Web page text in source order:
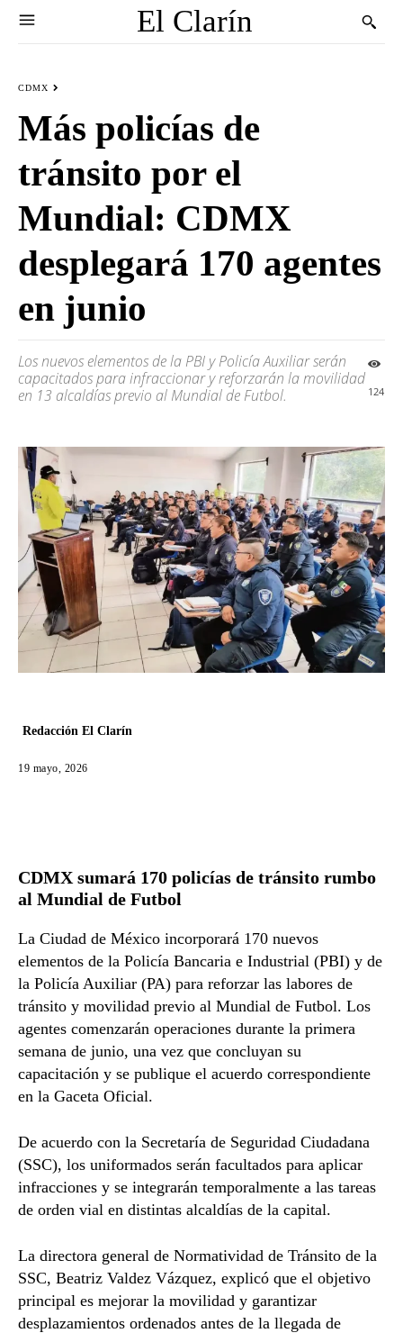
El Clarín
CDMX
Más policías de
tránsito por el
Mundial: CDMX
desplegará 170 agentes
en junio
Los nuevos elementos de la PBI y Policía Auxiliar serán
capacitados para infraccionar y reforzarán la movilidad
en 13 alcaldías previo al Mundial de Futbol.
124
Redacción El Clarín
19 mayo, 2026
CDMX sumará 170 policías de tránsito rumbo
al Mundial de Futbol
La Ciudad de México incorporará 170 nuevos
elementos de la Policía Bancaria e Industrial (PBI) y de
la Policía Auxiliar (PA) para reforzar las labores de
tránsito y movilidad previo al Mundial de Futbol. Los
agentes comenzarán operaciones durante la primera
semana de junio, una vez que concluyan su
capacitación y se publique el acuerdo correspondiente
en la Gaceta Oficial.
De acuerdo con la Secretaría de Seguridad Ciudadana
(SSC), los uniformados serán facultados para aplicar
infracciones y se integrarán temporalmente a las tareas
de orden vial en distintas alcaldías de la capital.
La directora general de Normatividad de Tránsito de la
SSC, Beatriz Valdez Vázquez, explicó que el objetivo
principal es mejorar la movilidad y garantizar
desplazamientos ordenados antes de la llegada de